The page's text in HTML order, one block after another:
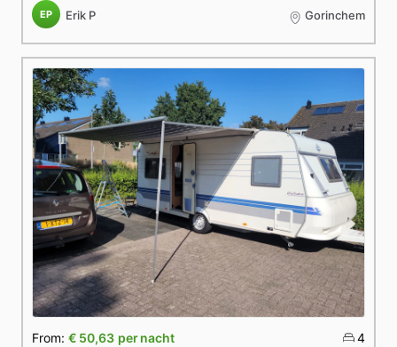
EP Erik P Gorinchem
From: € 50,63 per nacht
4